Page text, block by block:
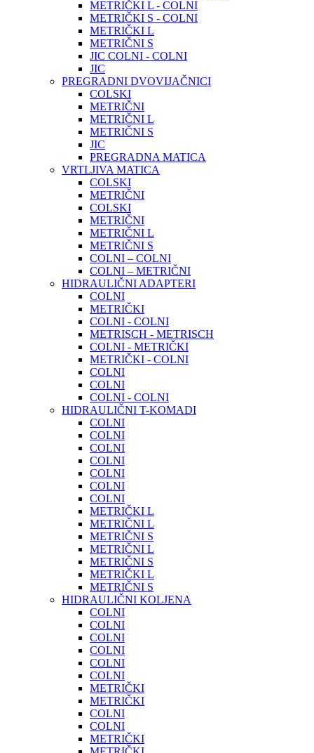
METRIČKI L - COLNI
METRIČKI S - COLNI
METRIČKI L
METRIČNI S
JIC COLNI - COLNI
JIC
PREGRADNI DVOVIJAČNICI
COLSKI
METRIČNI
METRIČNI L
METRIČNI S
JIC
PREGRADNA MATICA
VRTLJIVA MATICA
COLSKI
METRIČNI
COLSKI
METRIČNI
METRIČNI L
METRIČNI S
COLNI – COLNI
COLNI – METRIČNI
HIDRAULIČNI ADAPTERI
COLNI
METRIČKI
COLNI - COLNI
METRISCH - METRISCH
COLNI - METRIČKI
METRIČKI - COLNI
COLNI
COLNI
COLNI - COLNI
HIDRAULIČNI T-KOMADI
COLNI
COLNI
COLNI
COLNI
COLNI
COLNI
COLNI
METRIČKI L
METRIČNI L
METRIČNI S
METRIČNI L
METRIČNI S
METRIČKI L
METRIČNI S
HIDRAULIČNI KOLJENA
COLNI
COLNI
COLNI
COLNI
COLNI
COLNI
METRIČKI
METRIČKI
COLNI
COLNI
METRIČKI